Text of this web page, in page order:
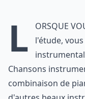
L
orsque
l'étude,
Chansons
combinaison de